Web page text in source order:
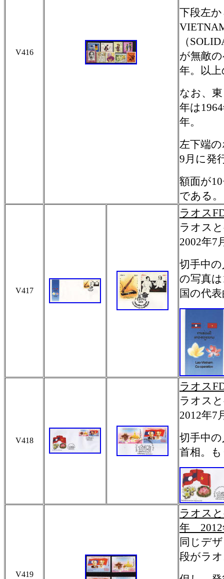
V416
下段左
（
が無敵
年。以
なお、
年は
年。
左下端
9月に発
額面が
である。
V417
ラオス
ラオス
2002年7
切手中
の写真
国の代
V418
ラオス
ラオス
2012年7
切手中
首相。
V419
ラオス
年 2012
同じデ
段がラ